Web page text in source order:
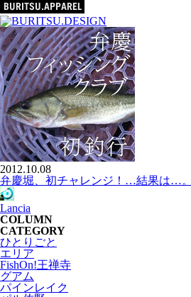
2012.10.08
弁慶堀、初チャレンジ！…結果は…。
Lancia
COLUMN
CATEGORY
ひとりごと
エリア
FishOn!王禅寺
グアム
パインレイク